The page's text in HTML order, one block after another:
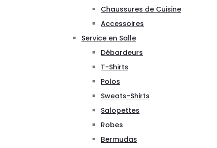
Chaussures de Cuisine
Accessoires
Service en Salle
Débardeurs
T-Shirts
Polos
Sweats-Shirts
Salopettes
Robes
Bermudas